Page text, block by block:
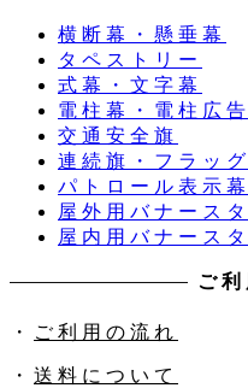
横断幕・懸垂幕
タペストリー
式幕・文字幕
電柱幕・電柱広告
交通安全旗
連続旗・フラッ
パトロール表示幕
屋外用バナース
屋内用バナース
ご
・ ご利用の流れ
・ 送料について